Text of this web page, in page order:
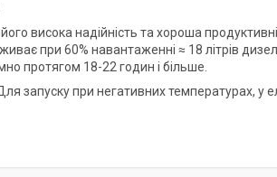
висока надійність та хороша
при 60% навантаженні ≈ 18 літрів
протягом 18-22 годин і більше.
запуску при негативних температурах, у